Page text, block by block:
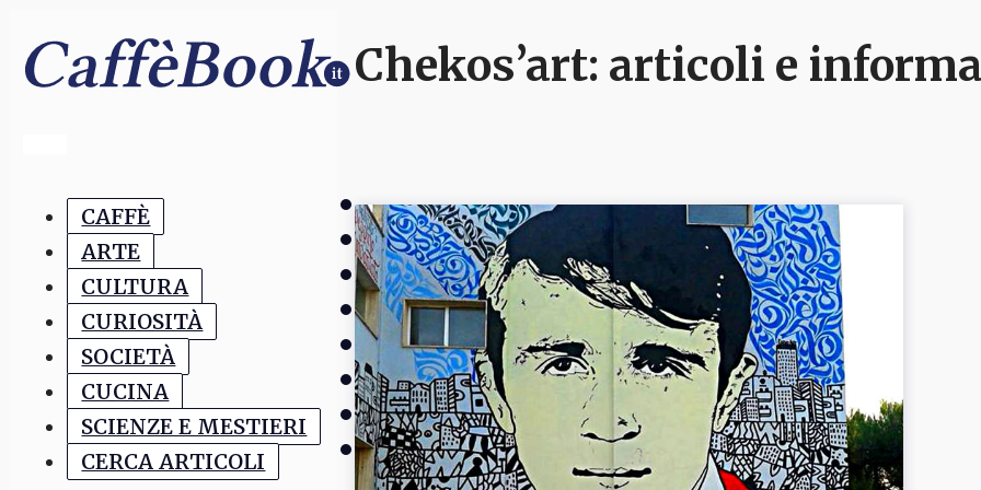
CAFFÈ
ARTE
CULTURA
CURIOSITÀ
SOCIETÀ
CUCINA
SCIENZE E MESTIERI
CERCA ARTICOLI
Chekos’art: articoli e